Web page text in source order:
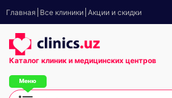
Главная Все клиники Акции и скидки
Каталог клиник и медицинских центров